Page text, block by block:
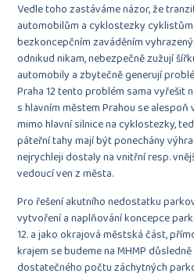
Vedle toho zastáváme názor, že
automobilům a cyklostezky
bezkoncepčním zaváděním
odnikud nikam, nebezpečně zužují
automobily a zbytečně generují
Praha 12 tento problém sama vyřešit
s hlavním městem Prahou se
mimo hlavní silnice na cyklostezky,
páteřní tahy mají být ponechány
nejrychleji dostaly na vnitřní resp.
vedoucí ven z města.
Pro řešení akutního nedostatku
vytvoření a naplňování koncepce
12. a jako okrajová městská část,
krajem se budeme na MHMP
dostatečného počtu záchytných